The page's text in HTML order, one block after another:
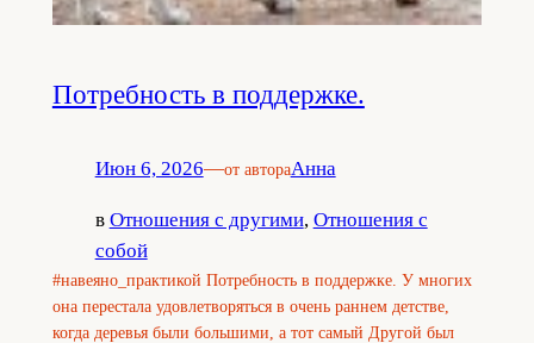
Потребность в поддержке.
Июн 6, 2026—от автораАнна
в Отношения с другими, Отношения с
собой
#навеяно_практикой Потребность в поддержке. У многих
она перестала удовлетворяться в очень раннем детстве,
когда деревья были большими, а тот самый Другой был